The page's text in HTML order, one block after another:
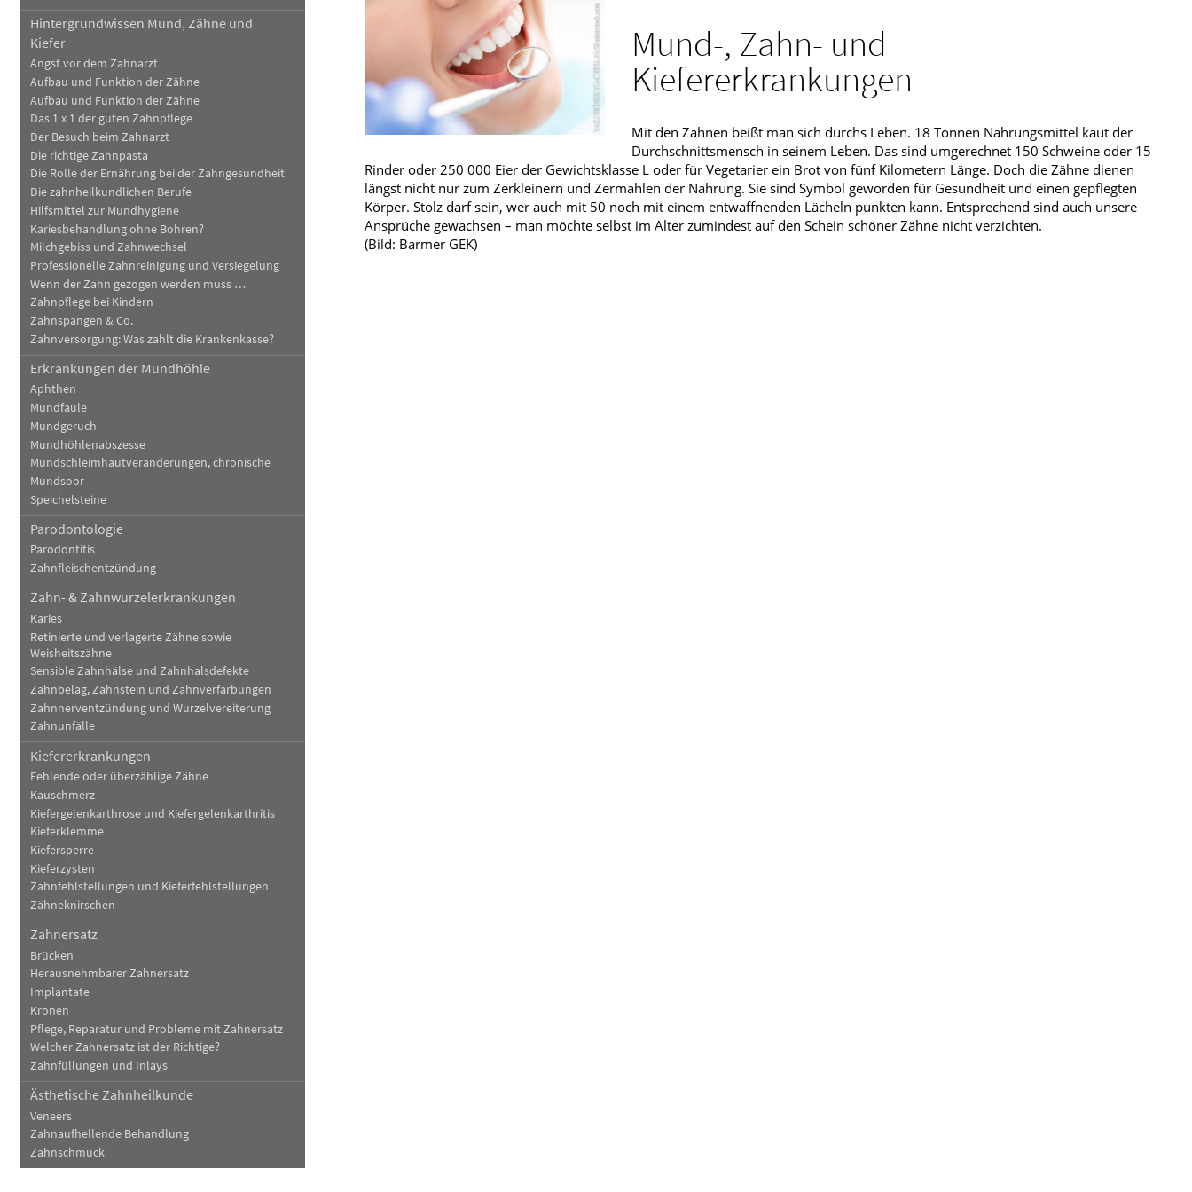
Blut, Krebs und Infektionen
Haut, Haare und Nägel
Psychische Erkrankungen
Schmerz- und Schlafmedizin
Frauenkrankheiten
Männerkrankheiten
Hintergrundwissen Mund, Zähne und
Kiefer
Angst vor dem Zahnarzt
Aufbau und Funktion der Zähne
Aufbau und Funktion der Zähne
Das 1 x 1 der guten Zahnpflege
Der Besuch beim Zahnarzt
Die richtige Zahnpasta
Die Rolle der Ernährung bei der Zahngesundheit
Die zahnheilkundlichen Berufe
Hilfsmittel zur Mundhygiene
Kariesbehandlung ohne Bohren?
Milchgebiss und Zahnwechsel
Professionelle Zahnreinigung und Versiegelung
Wenn der Zahn gezogen werden muss …
Zahnpflege bei Kindern
Zahnspangen & Co.
Zahnversorgung: Was zahlt die Krankenkasse?
Erkrankungen der Mundhöhle
Aphthen
Mundfäule
Mundgeruch
Mundhöhlenabszesse
Mundschleimhautveränderungen, chronische
Mundsoor
Speichelsteine
Parodontologie
Parodontitis
Zahnfleischentzündung
Zahn- & Zahnwurzelerkrankungen
Karies
Retinierte und verlagerte Zähne sowie
Weisheitszähne
Sensible Zahnhälse und Zahnhalsdefekte
Zahnbelag, Zahnstein und Zahnverfärbungen
Zahnnerventzündung und Wurzelvereiterung
Zahnunfälle
Kiefererkrankungen
Fehlende oder überzählige Zähne
Kauschmerz
Kiefergelenkarthrose und Kiefergelenkarthritis
Kieferklemme
Kiefersperre
Kieferzysten
Zahnfehlstellungen und Kieferfehlstellungen
Zähneknirschen
Zahnersatz
Brücken
Herausnehmbarer Zahnersatz
Implantate
Kronen
Pflege, Reparatur und Probleme mit Zahnersatz
Welcher Zahnersatz ist der Richtige?
Zahnfüllungen und Inlays
Ästhetische Zahnheilkunde
Veneers
Zahnaufhellende Behandlung
Zahnschmuck
Mund-, Zahn- und
Kiefererkrankungen
Mit den Zähnen beißt man sich durchs Leben. 18 Tonnen Nahrungsmittel kaut der
Durchschnittsmensch in seinem Leben. Das sind umgerechnet 150 Schweine oder 15
Rinder oder 250 000 Eier der Gewichtsklasse L oder für Vegetarier ein Brot von fünf Kilometern Länge. Doch die Zähne dienen
längst nicht nur zum Zerkleinern und Zermahlen der Nahrung. Sie sind Symbol geworden für Gesundheit und einen gepflegten
Körper. Stolz darf sein, wer auch mit 50 noch mit einem entwaffnenden Lächeln punkten kann. Entsprechend sind auch unsere
Ansprüche gewachsen – man möchte selbst im Alter zumindest auf den Schein schöner Zähne nicht verzichten.
(Bild: Barmer GEK)